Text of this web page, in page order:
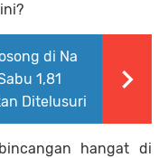
di Na
1,81
Ditelusuri
hangat di